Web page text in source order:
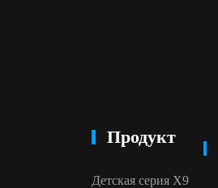
Продукт
Детская серия X9